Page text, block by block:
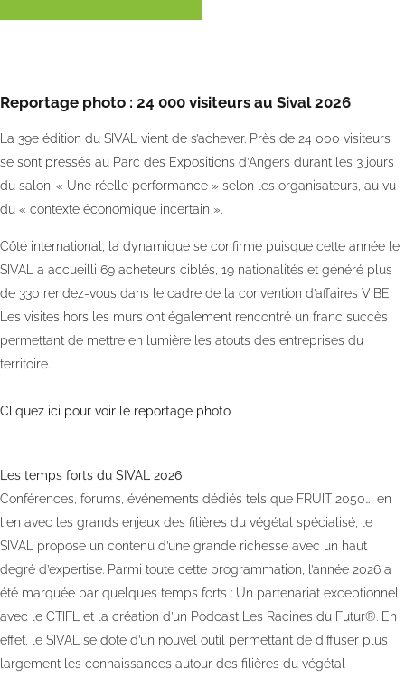
Reportage photo : 24 000 visiteurs au Sival 2026
La 39e édition du SIVAL vient de s’achever. Près de 24 000 visiteurs
se sont pressés au Parc des Expositions d’Angers durant les 3 jours
du salon. « Une réelle performance » selon les organisateurs, au vu
du « contexte économique incertain ».
Côté international, la dynamique se confirme puisque cette année le
SIVAL a accueilli 69 acheteurs ciblés, 19 nationalités et généré plus
de 330 rendez-vous dans le cadre de la convention d’affaires VIBE.
Les visites hors les murs ont également rencontré un franc succès
permettant de mettre en lumière les atouts des entreprises du
territoire.
Cliquez ici pour voir le reportage photo
Les temps forts du SIVAL 2026
Conférences, forums, événements dédiés tels que FRUIT 2050…, en
lien avec les grands enjeux des filières du végétal spécialisé, le
SIVAL propose un contenu d’une grande richesse avec un haut
degré d’expertise. Parmi toute cette programmation, l’année 2026 a
été marquée par quelques temps forts : Un partenariat exceptionnel
avec le CTIFL et la création d’un Podcast Les Racines du Futur®. En
effet, le SIVAL se dote d’un nouvel outil permettant de diffuser plus
largement les connaissances autour des filières du végétal